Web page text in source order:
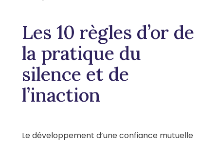
Les 10 règles d’or de
la pratique du
silence et de
l’inaction
Le développement d’une confiance mutuelle